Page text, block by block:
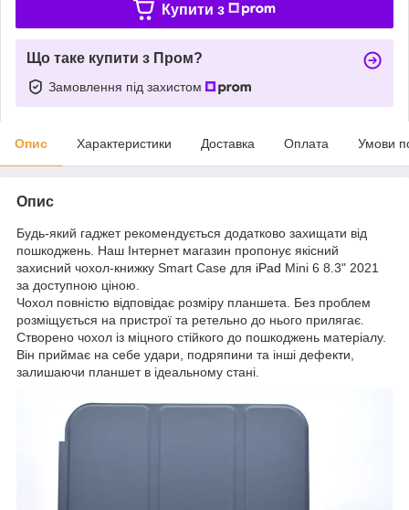
Купити з
Що таке купити з Пром?
Замовлення під захистом
Опис Характеристики Доставка Оплата Умови
Опис
Будь-який гаджет рекомендується додатково захищати від
пошкоджень. Наш Інтернет магазин пропонує якісний
захисний чохол-книжку Smart Case для iPad Mini 6 8.3" 2021
за доступною ціною.
Чохол повністю відповідає розміру планшета. Без проблем
розміщується на пристрої та ретельно до нього прилягає.
Створено чохол із міцного стійкого до пошкоджень матеріалу.
Він приймає на себе удари, подряпини та інші дефекти,
залишаючи планшет в ідеальному стані.